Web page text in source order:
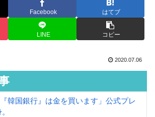
Facebook はてブ
LINE コピー
2020.07.06
『韓国銀行』は金を買います」公式プレ